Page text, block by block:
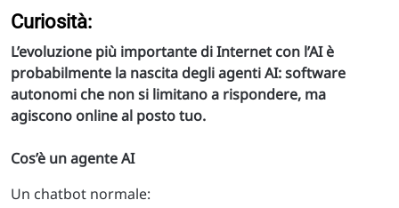
Curiosità:
L’evoluzione più importante di Internet con l’AI è
probabilmente la nascita degli agenti AI: software
autonomi che non si limitano a rispondere, ma
agiscono online al posto tuo.
Cos’è un agente AI
Un chatbot normale: